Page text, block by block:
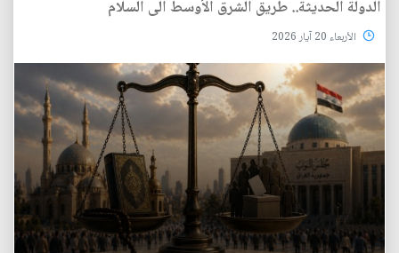
الدولة الحديثة.. طريق الشرق الأوسط الى السلام
الأربعاء 20 آيار 2026